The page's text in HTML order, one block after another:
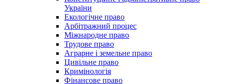
України
Екологічне право
Арбітражний процес
Міжнародне право
Трудове право
Аграрне і земельне право
Цивільне право
Кримінологія
Фінансове право